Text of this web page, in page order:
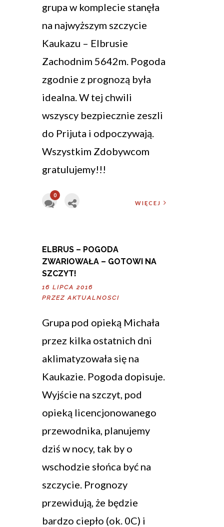
grupa w komplecie stanęła
na najwyższym szczycie
Kaukazu – Elbrusie
Zachodnim 5642m. Pogoda
zgodnie z prognozą była
idealna. W tej chwili
wszyscy bezpiecznie zeszli
do Prijuta i odpoczywają.
Wszystkim Zdobywcom
gratulujemy!!!
0
WIĘCEJ
ELBRUS – POGODA
ZWARIOWAŁA – GOTOWI NA
SZCZYT!
16 LIPCA 2016
PRZEZ AKTUALNOSCI
Grupa pod opieką Michała
przez kilka ostatnich dni
aklimatyzowała się na
Kaukazie. Pogoda dopisuje.
Wyjście na szczyt, pod
opieką licencjonowanego
przewodnika, planujemy
dziś w nocy, tak by o
wschodzie słońca być na
szczycie. Prognozy
przewidują, że będzie
bardzo ciepło (ok. 0C) i